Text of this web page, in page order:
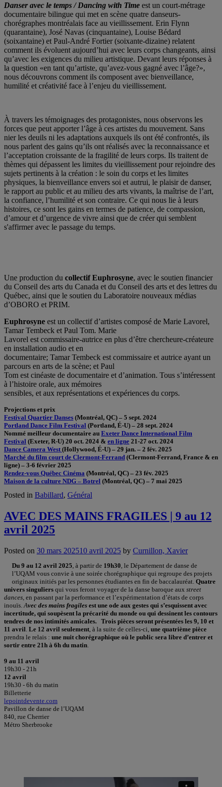
Danser avec le temps / Dancing with Time est un court-métrage
documentaire bilingue qui met en scène quatre danseurs-
chorégraphes montréalais face au vieillissement. Erin Flynn
(quarantaine), José Navas (cinquantaine), Louise Bédard
(soixantaine) et Paul-André Fortier (soixante-dizaine) relatent
comment ils évoluent aujourd’hui avec leurs corps changeants, ainsi
qu’avec les exigences du milieu artistique. Devant leurs réponses à
la question «en tant qu’artiste, qu’avez-vous gagné avec l’âge?»,
nous découvrons comment ils composent avec bienveillance,
humilité et créativité face à l’enjeu du vieillissement.
À travers les témoignages des protagonistes, nous observons les
forces que peut apporter l’âge à ces artistes du mouvement. Sans
nier les deuils ni les adaptations auxquels ils ont été confrontés, ils
nous parlent des gains qu’ils ont réalisés avec la reconnaissance et
l’acceptation croissante de la fragilité de leurs corps. Ils traitent de
thèmes qui dépassent les limites du vieillissement pour rejoindre des
sujets pertinents à la création : le soin du corps et les limites
physiques, la bienveillance envers soi et autrui, le plaisir de danser,
le rapport au public et au milieu des arts vivants, la maîtrise de l’art,
la confiance, l’humilité et son contraire. Ce qui nous lie à leurs
histoires, ce sont les gains en termes de patience, de compassion,
d’amour et d’urgence de vivre ainsi que de créer qui semblent
s'affirmer avec le passage du temps.
Une production du collectif Euphrosyne, avec le soutien financier
du Conseil des arts du Canada et du Conseil des arts et des lettres du
Québec, ainsi que le soutien du Laboratoire nouveaux médias
d’OBORO et PRIM.
Euphrosyne est un collectif d’artistes composé de Marie Lavorel,
Tamar Tembeck et Paul Tom. Marie
Lavorel est commissaire-autrice en plus d’être chercheure-créateure
en installation audio et en
documentaire; Tamar Tembeck est commissaire et autrice ayant un
parcours en arts de la scène; et Paul
Tom est cinéaste de documentaire et d’animation. Tous s’intéressent
à l’histoire orale, aux mémoires
sensibles, et aux représentations et expériences du corps.
Projections et prix
Festival Quartier Danses (Montréal, QC) – 5 sept. 2024
Portland Dance Film Festival (Portland, É-U) – 28 sept. 2024
Nommé meilleur documentaire au Exeter Dance International Film
Festival (Exeter, R-U) 20 oct. 2024 & en ligne 21-27 oct. 2024
Dance Camera West (Hollywood, É-U) – 29 jan. – 2 fév. 2025
Marché du film court de Clermont-Ferrand (Clermont-Ferrand, France & en
ligne) – 3-6 février 2025
Rendez-vous Québec Cinéma (Montréal, QC) – 23 fév. 2025
Maison de la culture NDG – Botrel (Montréal, QC) – 7 mai 2025
Posted in Babillard, Général
AVEC DES MAINS FRAGILES | 9 au 12
avril 2025
Posted on 30 mars 202510 avril 2025 by Curnillon, Xavier
Du 9 au 12 avril 2025 , à partir de 19h30 , le Département de danse de
l’UQAM vous convie à une soirée chorégraphique qui regroupe des projets
originaux initiés par les personnes étudiantes en fin de baccalauréat. Quatre
univers singuliers qui vous feront voyager de la danse baroque aux street
dances , en passant par la performance et l’expérimentation d’états de corps
inouïs. Avec des mains fragiles est une ode aux gestes qui s’esquissent avec
incertitude, qui soupèsent la précarité du monde ou qui dessinent les contours
tendres de nos intimités amicales. Trois pièces seront présentées les 9, 10 et
11 avril Le 12 avril seulement , à la suite de celles-ci, une quatrième pièce
prendra le relais : une nuit chorégraphique où le public sera libre d’entrer et
sortir entre 21h à 6h du matin
9 au 11 avril
19h30 - 21h
12 avril
19h30 - 6h du matin
Billetterie
lepointdevente.com
Pavillon de danse de l’UQAM
840, rue Cherrier
Métro Sherbrooke